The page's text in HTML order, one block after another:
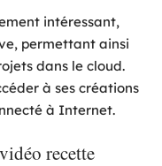
intéressant,
permettant ainsi
dans le cloud.
à ses créations
à Internet.
recette